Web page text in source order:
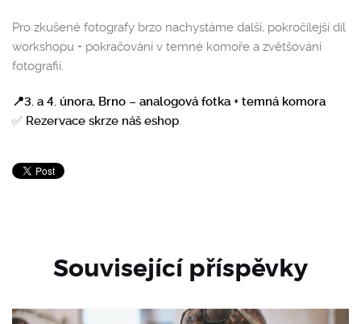
Pro zkušené fotografy brzo nachystáme další, pokročilejší díl
workshopu + pokračování v temné komoře a zvětšování
fotografií.
📍3. a 4. února, Brno – analogová fotka + temná komora
✅ Rezervace skrze náš eshop.
Související příspěvky